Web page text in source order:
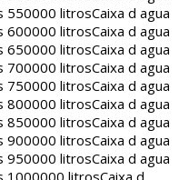
550000 litrosCaixa d agua
600000 litrosCaixa d agua
650000 litrosCaixa d agua
700000 litrosCaixa d agua
750000 litrosCaixa d agua
800000 litrosCaixa d agua
850000 litrosCaixa d agua
900000 litrosCaixa d agua
950000 litrosCaixa d agua